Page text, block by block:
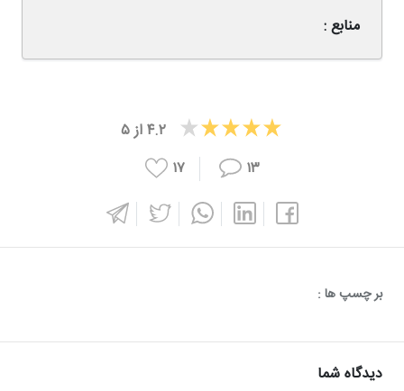
منابع :
۴.۲ از۵
۱۳
۱۷
بر چسپ ها :
دیدگاه شما